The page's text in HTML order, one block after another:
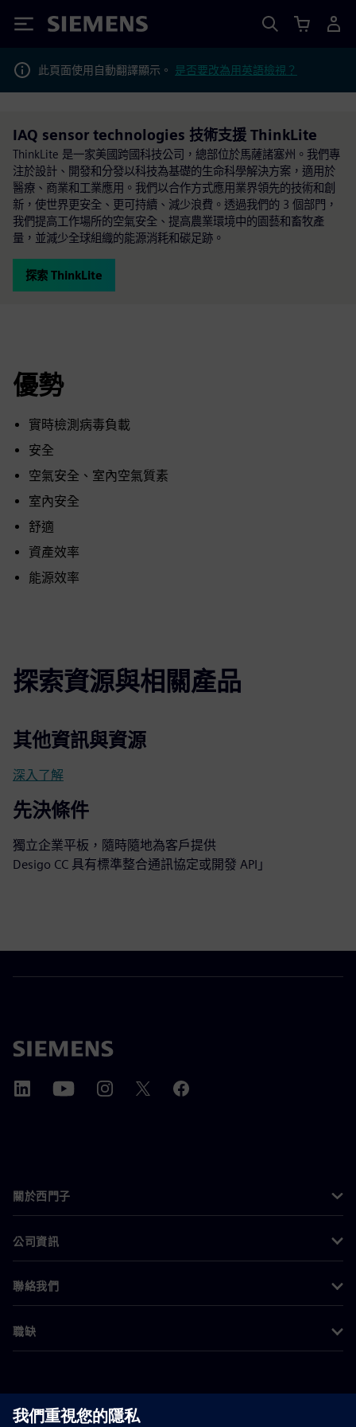
Siemens
此頁面使用自動翻譯顯示。 是否要改為用英語檢視？
IAQ sensor technologies 技術支援 ThinkLite
ThinkLite 是一家美國跨國科技公司，總部位於馬薩諸塞州。我們專
注於設計、開發和分發以科技為基礎的生命科學解決方案，適用於
醫療、商業和工業應用。我們以合作方式應用業界領先的技術和創
新，使世界更安全、更可持續、減少浪費。透過我們的 3 個部門，
我們提高工作場所的空氣安全、提高農業環境中的園藝和畜牧產
量，並減少全球組織的能源消耗和碳足跡。
探索 ThinkLite
優勢
實時檢測病毒負載
安全
空氣安全、室內空氣質素
室內安全
舒適
資產效率
能源效率
探索資源與相關產品
其他資訊與資源
深入了解
先決條件
獨立企業平板，隨時隨地為客戶提供
Desigo CC 具有標準整合通訊協定或開發 API」
關於西門子
公司資訊
聯絡我們
職缺
©Siemens2026